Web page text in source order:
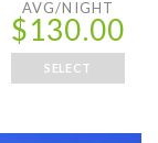
AVG/NIGHT
$130.00
SELECT